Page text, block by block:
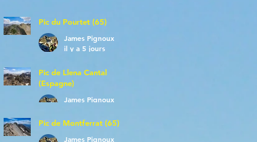
Pic du Pourtet (65)
James Pignoux
il y a 5 jours
Pic de Llena Cantal
(Espagne)
James Pignoux
Pic de Montferrat (65)
James Pignoux